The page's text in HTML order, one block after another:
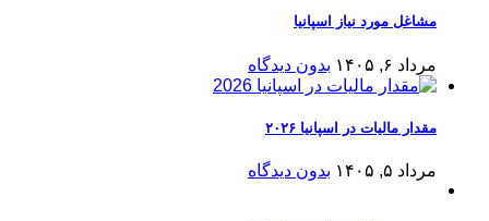
مشاغل مورد نیاز اسپانیا
مرداد ۶, ۱۴۰۵ بدون دیدگاه
مقدار مالیات در اسپانیا ۲۰۲۶
مرداد ۵, ۱۴۰۵ بدون دیدگاه